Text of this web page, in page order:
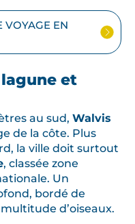
VOYAGE EN
lagune et
au sud, Walvis
de la côte. Plus
la ville doit surtout
, classée zone
Un
bordé de
d’oiseaux.